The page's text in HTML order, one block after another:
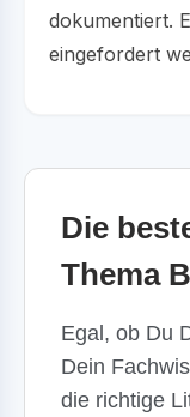
dokumentiert.
eingefordert
Die
Thema
Egal, ob Du
Dein
die richtige